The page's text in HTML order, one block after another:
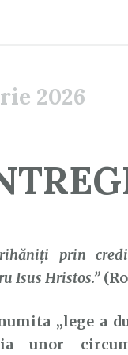
2026
prin
Isus Hristos.”
„lege a
unor